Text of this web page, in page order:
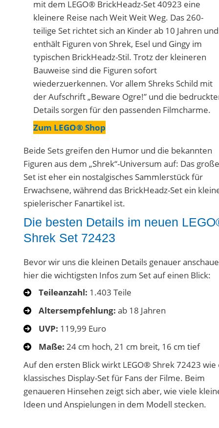
mit dem LEGO® BrickHeadz-Set 40923 eine
kleinere Reise nach Weit Weit Weg. Das 260-
teilige Set richtet sich an Kinder ab 10 Jahren und
enthält Figuren von Shrek, Esel und Gingy im
typischen BrickHeadz-Stil. Trotz der kleineren
Bauweise sind die Figuren sofort
wiederzuerkennen. Vor allem Shreks Schild mit
der Aufschrift „Beware Ogre!” und die
Details sorgen für den passenden Filmcharme.
Zum LEGO® Shop
Beide Sets greifen den Humor und die bekannten
Figuren aus dem „Shrek“-Universum auf: Das
Set ist eher ein nostalgisches Sammlerstück für
Erwachsene, während das BrickHeadz-Set ein
spielerischer Fanartikel ist.
Die besten Details im neuen
Shrek Set 72423
Bevor wir uns die kleinen Details genauer
hier die wichtigsten Infos zum Set auf einen Blick:
Teileanzahl: 1.403 Teile
Altersempfehlung: ab 18 Jahren
UVP: 119,99 Euro
Maße: 24 cm hoch, 21 cm breit, 16 cm tief
Auf den ersten Blick wirkt LEGO® Shrek 72423 wie
klassisches Display-Set für Fans der Filme. Beim
genaueren Hinsehen zeigt sich aber, wie viele
Ideen und Anspielungen in dem Modell stecken.